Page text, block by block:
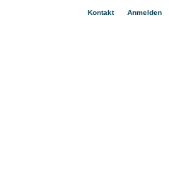
Kontakt| Anmelden